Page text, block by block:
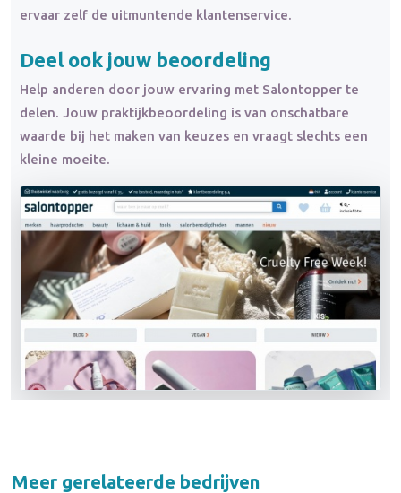
ervaar zelf de uitmuntende klantenservice.
Deel ook jouw beoordeling
Help anderen door jouw ervaring met Salontopper te
delen. Jouw praktijkbeoordeling is van onschatbare
waarde bij het maken van keuzes en vraagt slechts een
kleine moeite.
Meer gerelateerde bedrijven